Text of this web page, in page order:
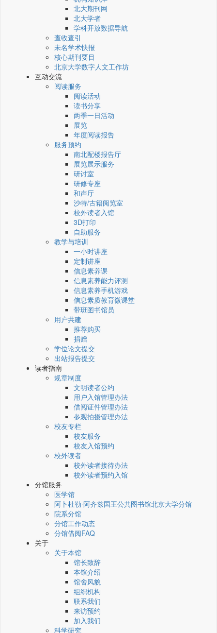
北大期刊网
北大学者
学科开放数据导航
查收查引
未名学术快报
核心期刊要目
北京大学数字人文工作坊
互动交流
阅读服务
阅读活动
读书分享
两季一日活动
展览
年度阅读报告
服务预约
南北配楼报告厅
展览展示服务
研讨室
研修专座
和声厅
沙特/古籍阅览室
校外读者入馆
3D打印
自助服务
教学与培训
一小时讲座
定制讲座
信息素养课
信息素养能力评测
信息素养手机游戏
信息素质教育微课堂
带班图书馆员
用户共建
推荐购买
捐赠
学位论文提交
出站报告提交
读者指南
规章制度
文明读者公约
用户入馆管理办法
借阅证件管理办法
参观拍摄管理办法
校友专栏
校友服务
校友入馆预约
校外读者
校外读者接待办法
校外读者预约入馆
分馆服务
医学馆
阿卜杜勒·阿齐兹国王公共图书馆北京大学分馆
院系分馆
分馆工作动态
分馆借阅FAQ
关于
关于本馆
馆长致辞
本馆介绍
馆舍风貌
组织机构
联系我们
来访预约
加入我们
科学研究